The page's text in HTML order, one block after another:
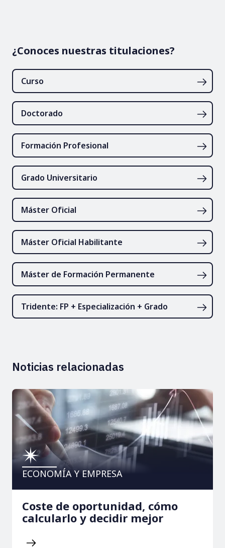
¿Conoces nuestras titulaciones?
Curso
Doctorado
Formación Profesional
Grado Universitario
Máster Oficial
Máster Oficial Habilitante
Máster de Formación Permanente
Tridente: FP + Especialización + Grado
Noticias relacionadas
ECONOMÍA Y EMPRESA
Coste de oportunidad, cómo
calcularlo y decidir mejor